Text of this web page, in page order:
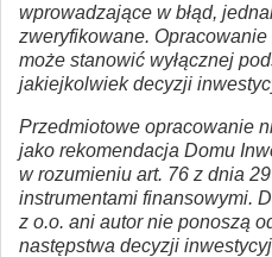
wprowadzające w błąd,
zweryfikowane.
może stanowić wyłącznej
jakiejkolwiek decyzji
Przedmiotowe opracowanie
jako rekomendacja Domu
w rozumieniu art. 76 z dnia
instrumentami finansowymi.
z o.o. ani autor nie ponoszą
następstwa decyzji